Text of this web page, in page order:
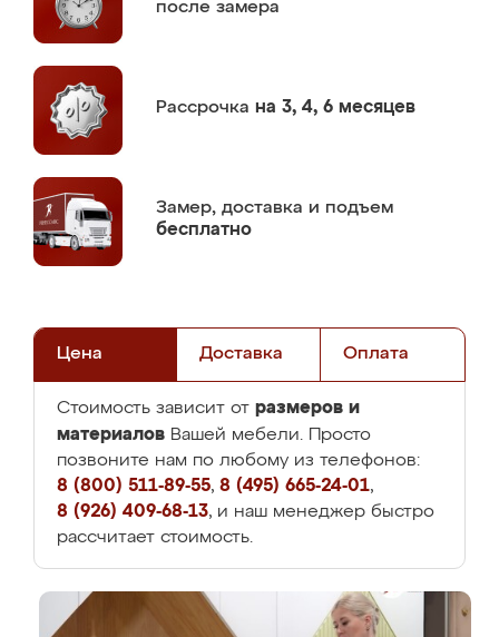
после замера
Рассрочка на 3, 4, 6 месяцев
Замер, доставка и подъем
бесплатно
Цена Доставка Оплата
Стоимость зависит от размеров и
материалов Вашей мебели. Просто
позвоните нам по любому из телефонов:
8 (800) 511-89-55, 8 (495) 665-24-01,
8 (926) 409-68-13, и наш менеджер быстро
рассчитает стоимость.